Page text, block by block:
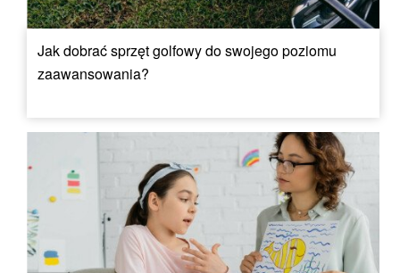
Jak dobrać sprzęt golfowy do swojego poziomu
zaawansowania?